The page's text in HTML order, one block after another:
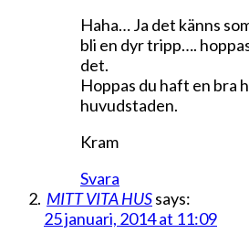
Haha… Ja det känns
bli en dyr tripp….
det.
Hoppas du haft en bra
huvudstaden.
Kram
Svara
MITT VITA HUSsays:
25 januari, 2014 at 11:09